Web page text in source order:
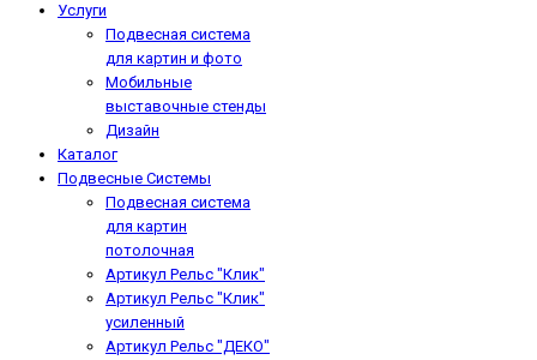
Услуги
Подвесная система
для картин и фото
Мобильные
выставочные стенды
Дизайн
Каталог
Подвесные Системы
Подвесная система
для картин
потолочная
Артикул Рельс "Клик"
Артикул Рельс "Клик"
усиленный
Артикул Рельс "ДЕКО"